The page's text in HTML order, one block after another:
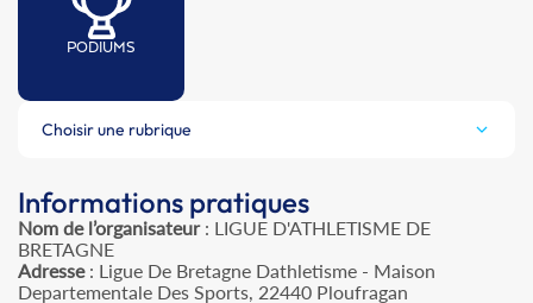
PODIUMS
Choisir une rubrique
Informations pratiques
Nom de l’organisateur: LIGUE D'ATHLETISME DE
BRETAGNE
Adresse: Ligue De Bretagne Dathletisme - Maison
Departementale Des Sports, 22440 Ploufragan